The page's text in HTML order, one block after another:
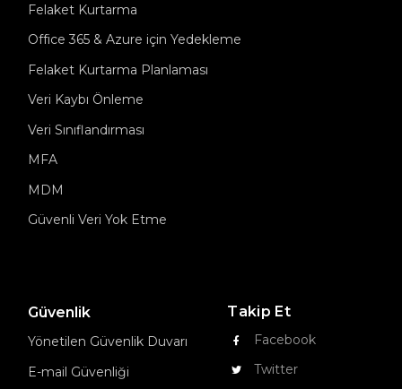
Felaket Kurtarma
Office 365 & Azure için Yedekleme
Felaket Kurtarma Planlaması
Veri Kaybı Önleme
Veri Sınıflandırması
MFA
MDM
Güvenli Veri Yok Etme
Güvenlik
Yönetilen Güvenlik Duvarı
E-mail Güvenliği
Takip Et
Facebook
Twitter